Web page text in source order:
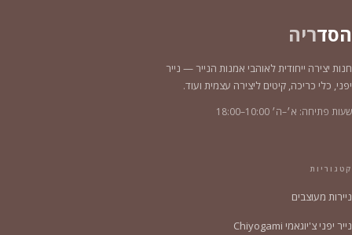
הסדריה
חנות יצירה ייחודית לאוהבי אמנות הנייר — נייר
יפני, כלי כריכה, קיטים ליצירה עצמית ועוד.
שעות פתיחה: א׳–ה׳ 10:00–18:00
קטגוריות
ניירות מעוצבים
נייר יפני צ'יוגאמי Chiyogami